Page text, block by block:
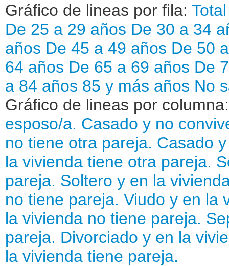
Gráfico de lineas por fila: Total
De 25 a 29 años De 30 a 34
años De 45 a 49 años De 50
64 años De 65 a 69 años De
a 84 años 85 y más años No
Gráfico de lineas por
esposo/a. Casado y no
no tiene otra pareja. Casado
la vivienda tiene otra pareja.
pareja. Soltero y en la
no tiene pareja. Viudo y en la
la vivienda no tiene pareja.
pareja. Divorciado y en la
la vivienda tiene pareja.